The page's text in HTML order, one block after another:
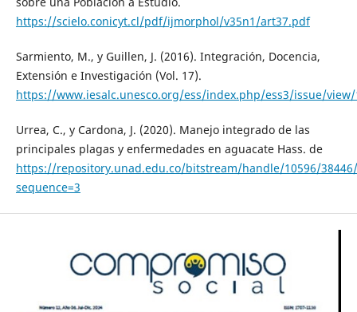
https://scielo.conicyt.cl/pdf/ijmorphol/v35n1/art37.pdf
Sarmiento, M., y Guillen, J. (2016). Integración, Docencia,
Extensión e Investigación (Vol. 17).
https://www.iesalc.unesco.org/ess/index.php/ess3/issue/view/
Urrea, C., y Cardona, J. (2020). Manejo integrado de las
principales plagas y enfermedades en aguacate Hass. de
https://repository.unad.edu.co/bitstream/handle/10596/
sequence=3